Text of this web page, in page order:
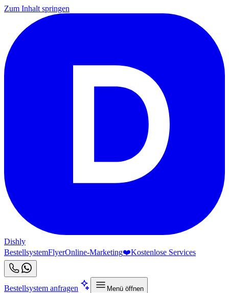
Zum Inhalt springen
Dishly
BestellsystemFlyerOnline-Marketing❤️Kostenlose Services
Bestellsystem anfragen Menü öffnen